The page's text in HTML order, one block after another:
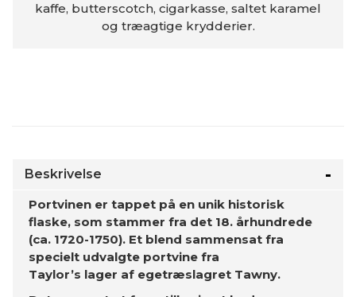
kaffe, butterscotch, cigarkasse, saltet karamel
og træagtige krydderier.
Beskrivelse
Portvinen er tappet på en unik historisk
flaske, som stammer fra det 18. århundrede
(ca. 1720-1750). Et blend sammensat fra
specielt udvalgte portvine fra
Taylor’s lager af egetræslagret Tawny.